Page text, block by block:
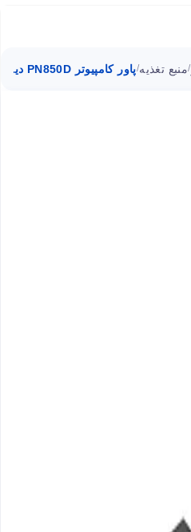
/منبع تغذیه/پاور کامپیوتر PN850D دیپ کول 850 وات